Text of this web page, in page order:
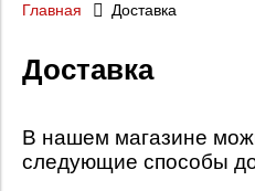
Главная Доставка
Доставка
В нашем магазине
следующие способы